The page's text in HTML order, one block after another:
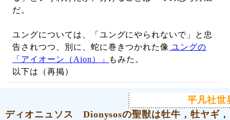
だ。
ユングについては、「ユングにやられないで」と忠
告されつつ、別に、蛇に巻きつかれた像 ユングの
「アイオーン（Aion）」
もみた。
以下は（再掲）
平凡社世
ディオニュソス Dionysosの聖獣は牡牛，牡ヤギ